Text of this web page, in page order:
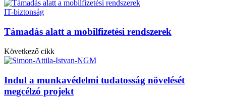
IT-biztonság
Támadás alatt a mobilfizetési rendszerek
Következő cikk
Indul a munkavédelmi tudatosság növelését
megcélzó projekt